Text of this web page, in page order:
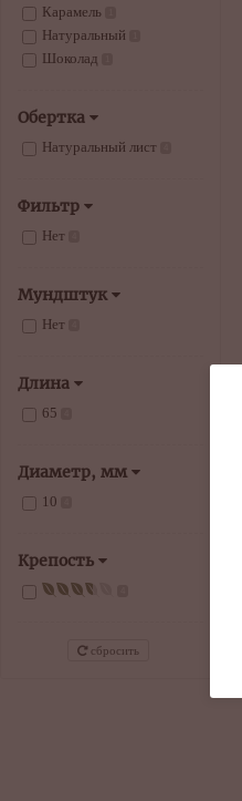
Карамель
Натуральный
Шоколад
Обертка
Натуральный лист
Фильтр
Нет
Мундштук
Нет
Длина
65
Диаметр, мм
10
Крепость
сбросить